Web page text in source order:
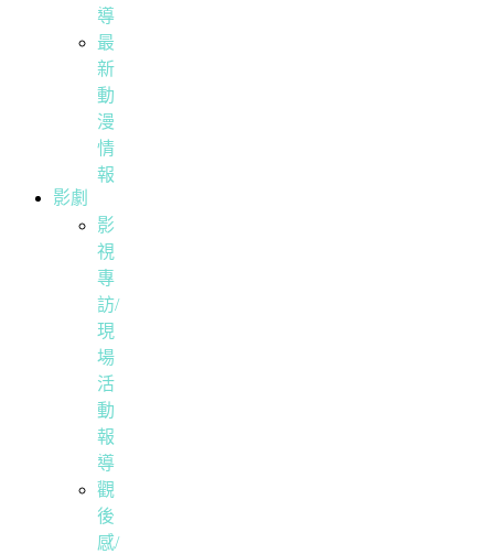
導
最
新
動
漫
情
報
影劇
影
視
專
訪/
現
場
活
動
報
導
觀
後
感/